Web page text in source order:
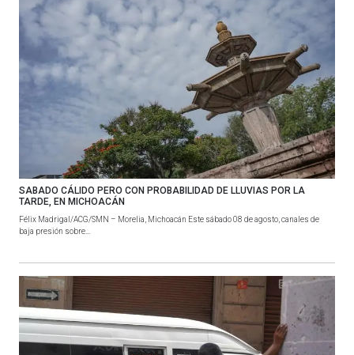
SABADO CÁLIDO PERO CON PROBABILIDAD DE LLUVIAS POR LA
TARDE, EN MICHOACÁN
Félix Madrigal/ACG/SMN – Morelia, Michoacán Este sábado 08 de agosto, canales de
baja presión sobre...